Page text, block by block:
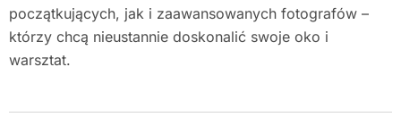
początkujących, jak i zaawansowanych fotografów –
którzy chcą nieustannie doskonalić swoje oko i
warsztat.